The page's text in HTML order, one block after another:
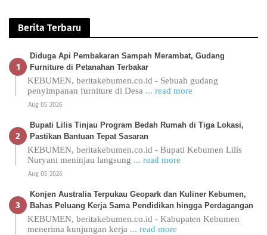
Berita Terbaru
Diduga Api Pembakaran Sampah Merambat, Gudang
Furniture di Petanahan Terbakar
KEBUMEN, beritakebumen.co.id - Sebuah gudang
penyimpanan furniture di Desa ... read more
Aug 05 2026
Bupati Lilis Tinjau Program Bedah Rumah di Tiga Lokasi,
Pastikan Bantuan Tepat Sasaran
KEBUMEN, beritakebumen.co.id - Bupati Kebumen Lilis
Nuryani meninjau langsung ... read more
Aug 05 2026
Konjen Australia Terpukau Geopark dan Kuliner Kebumen,
Bahas Peluang Kerja Sama Pendidikan hingga Perdagangan
KEBUMEN, beritakebumen.co.id - Kabupaten Kebumen
menerima kunjungan kerja ... read more